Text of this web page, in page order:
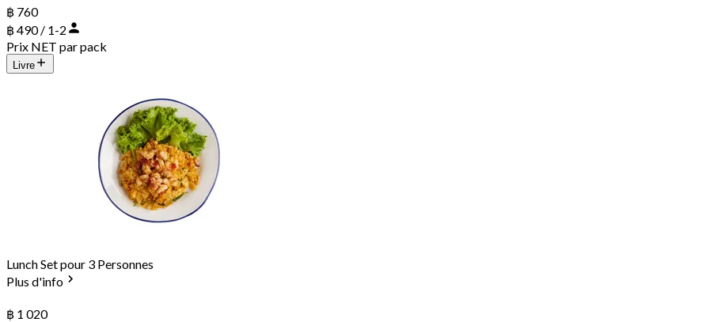
฿ 760
฿ 490 / 1-2
Prix NET par pack
Livre
Lunch Set pour 3 Personnes
Plus d'info
฿ 1 020